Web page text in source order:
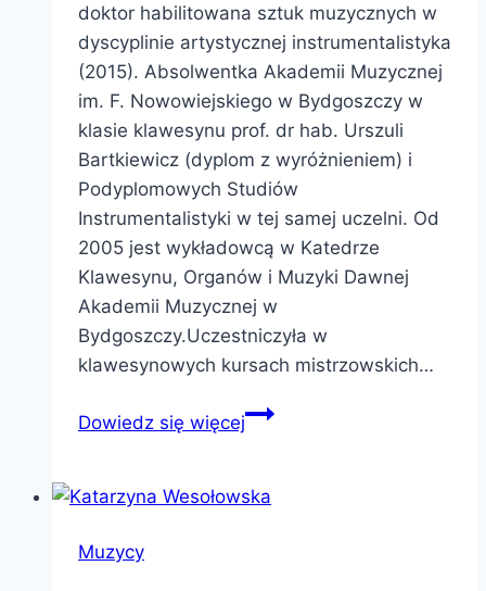
doktor habilitowana sztuk muzycznych w
dyscyplinie artystycznej instrumentalistyka
(2015). Absolwentka Akademii Muzycznej
im. F. Nowowiejskiego w Bydgoszczy w
klasie klawesynu prof. dr hab. Urszuli
Bartkiewicz (dyplom z wyróżnieniem) i
Podyplomowych Studiów
Instrumentalistyki w tej samej uczelni. Od
2005 jest wykładowcą w Katedrze
Klawesynu, Organów i Muzyki Dawnej
Akademii Muzycznej w
Bydgoszczy.Uczestniczyła w
klawesynowych kursach mistrzowskich…
Dowiedz się więcejDorota
Muzycy